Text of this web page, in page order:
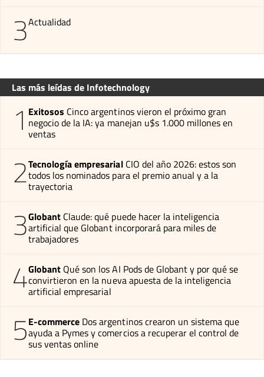
3Actualidad
Las más leídas de Infotechnology
1 Exitosos Cinco argentinos vieron el próximo gran
negocio de la IA: ya manejan u$s 1.000 millones en
ventas
2Tecnología empresarial CIO del año 2026: estos son
todos los nominados para el premio anual y a la
trayectoria
3Globant Claude: qué puede hacer la inteligencia
artificial que Globant incorporará para miles de
trabajadores
4Globant Qué son los AI Pods de Globant y por qué se
convirtieron en la nueva apuesta de la inteligencia
artificial empresarial
5E-commerce Dos argentinos crearon un sistema que
ayuda a Pymes y comercios a recuperar el control de
sus ventas online